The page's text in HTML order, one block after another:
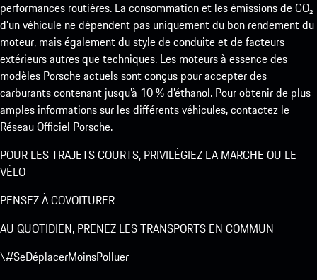
performances routières. La consommation et les émissions de CO₂
d’un véhicule ne dépendent pas uniquement du bon rendement du
moteur, mais également du style de conduite et de facteurs
extérieurs autres que techniques. Les moteurs à essence des
modèles Porsche actuels sont conçus pour accepter des
carburants contenant jusqu’à 10 % d’éthanol. Pour obtenir de plus
amples informations sur les différents véhicules, contactez le
Réseau Officiel Porsche.
POUR LES TRAJETS COURTS, PRIVILÉGIEZ LA MARCHE OU LE
VÉLO
PENSEZ À COVOITURER
AU QUOTIDIEN, PRENEZ LES TRANSPORTS EN COMMUN
\#SeDéplacerMoinsPolluer